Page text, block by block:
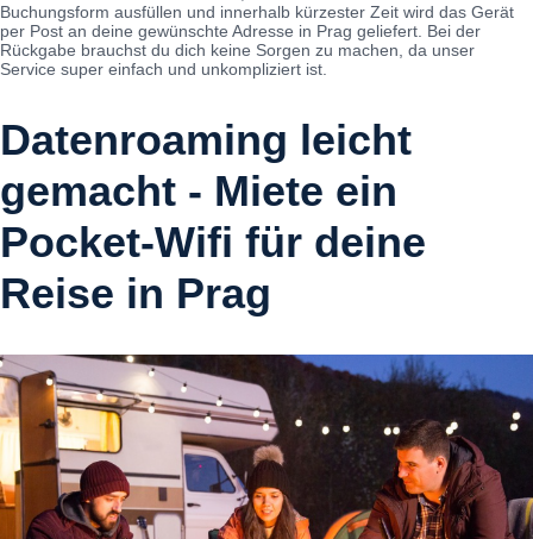
Buchungsform ausfüllen und innerhalb kürzester Zeit wird das Gerät
per Post an deine gewünschte Adresse in Prag geliefert. Bei der
Rückgabe brauchst du dich keine Sorgen zu machen, da unser
Service super einfach und unkompliziert ist.
Datenroaming leicht
gemacht - Miete ein
Pocket-Wifi für deine
Reise in Prag